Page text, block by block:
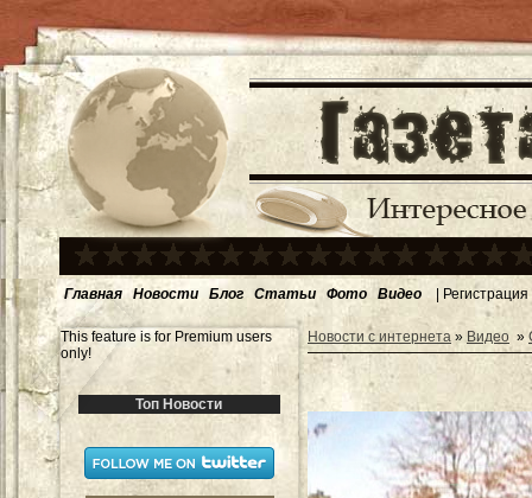
Главная Новости Блог Статьи Фото Видео | Регистрация
This feature is for Premium users
only!
Топ Новости
Новости с интернета » Видео »